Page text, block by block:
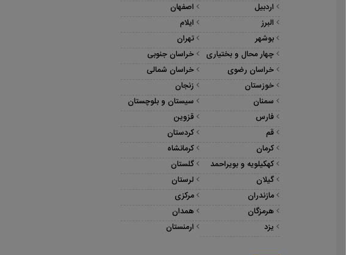
اردبیل
اصفهان
البرز
ایلام
بوشهر
تهران
چهار محال و بختیاری
خراسان جنوبی
خراسان رضوی
خراسان شمالی
خوزستان
زنجان
سمنان
سیستان و بلوچستان
فارس
قزوین
قم
کردستان
کرمان
کرمانشاه
کهکیلویه و بویراحمد
گلستان
گیلان
لرستان
مازندران
مرکزی
هرمزگان
همدان
یزد
ارمنستان